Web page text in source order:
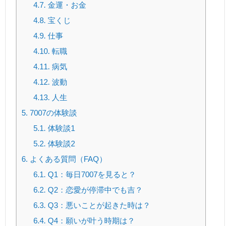
4.7. 金運・お金
4.8. 宝くじ
4.9. 仕事
4.10. 転職
4.11. 病気
4.12. 波動
4.13. 人生
5. 7007の体験談
5.1. 体験談1
5.2. 体験談2
6. よくある質問（FAQ）
6.1. Q1：毎日7007を見ると？
6.2. Q2：恋愛が停滞中でも吉？
6.3. Q3：悪いことが起きた時は？
6.4. Q4：願いが叶う時期は？